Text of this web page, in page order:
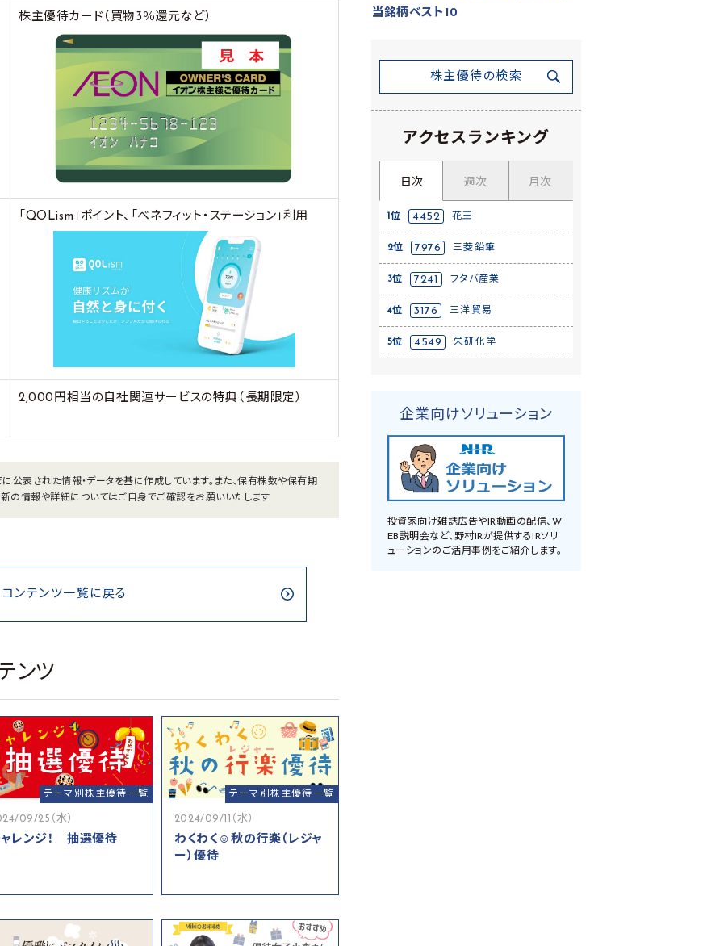
株主優待カード（買物3％還元など）
「QOLism」ポイント、「ベネフィット・ステーション」利用
2,000円相当の自社関連サービスの特典（長期限定）
公表された情報・データを基に作成しています。また、保有株数や保有期
の情報や詳細についてはご自身でご確認をお願いいたします
コンテンツ一覧に戻る
ンツ
テーマ別株主優待一覧
09/25（水）
レンジ！ 抽選優待
テーマ別株主優待一覧
2024/09/11（水）
わくわく☺秋の行楽（レジャ
ー）優待
当銘柄ベスト10
株主優待の検索
アクセスランキング
日次 週次 月次
1位 4452 花王
2位 7976 三菱鉛筆
3位 7241 フタバ産業
4位 3176 三洋貿易
5位 4549 栄研化学
企業向けソリューション
投資家向け雑誌広告やIR動画の配信、W
EB説明会など、野村IRが提供するIRソリ
ューションのご活用事例をご紹介します。